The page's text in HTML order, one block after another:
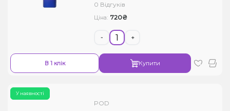
0 Відгуків
Ціна: 720₴
- +
В 1 клік Купити
У наявності
POD